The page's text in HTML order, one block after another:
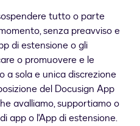
tutto o parte
senza preavviso e
di estensione o gli
o promuovere e le
a sola e unica discrezione
del Docusign App
avalliamo, supportiamo o
app o l'App di estensione.